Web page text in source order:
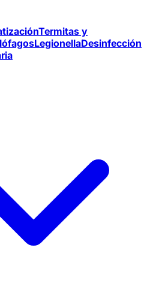
Termitas y
LegionellaDesinfección